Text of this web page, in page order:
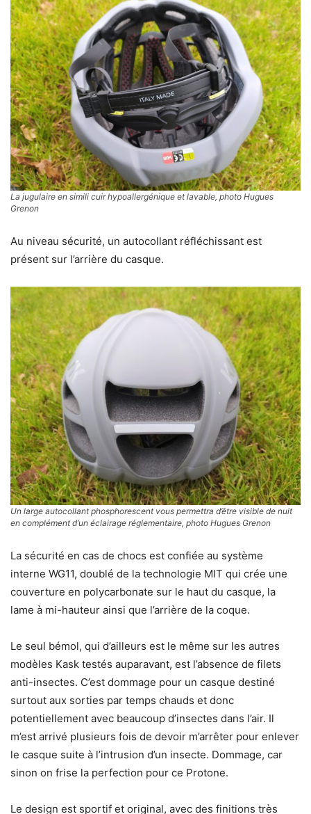
La jugulaire en simili cuir hypoallergénique et lavable, photo Hugues
Grenon
Au niveau sécurité, un autocollant réfléchissant est
présent sur l’arrière du casque.
Un large autocollant phosphorescent vous permettra d’être visible de nuit
en complément d’un éclairage réglementaire, photo Hugues Grenon
La sécurité en cas de chocs est confiée au système
interne WG11, doublé de la technologie MIT qui crée une
couverture en polycarbonate sur le haut du casque, la
lame à mi-hauteur ainsi que l’arrière de la coque.
Le seul bémol, qui d’ailleurs est le même sur les autres
modèles Kask testés auparavant, est l’absence de filets
anti-insectes. C’est dommage pour un casque destiné
surtout aux sorties par temps chauds et donc
potentiellement avec beaucoup d’insectes dans l’air. Il
m’est arrivé plusieurs fois de devoir m’arrêter pour enlever
le casque suite à l’intrusion d’un insecte. Dommage, car
sinon on frise la perfection pour ce Protone.
Le design est sportif et original, avec des finitions très